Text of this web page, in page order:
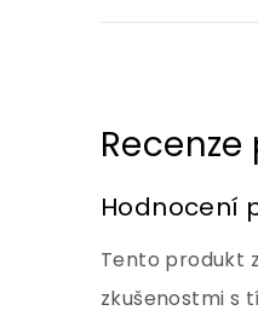
Hodnocení
Tento produkt
zkušenostmi s